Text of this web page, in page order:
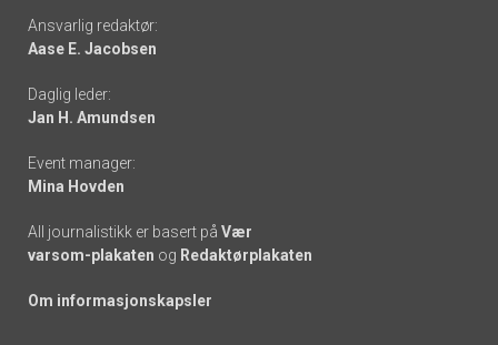
Footer
-
links
Ansvarlig redaktør:
Aase E. Jacobsen
Daglig leder:
Jan H. Amundsen
Event manager:
Mina Hovden
All journalistikk er basert på Vær
varsom-plakaten og Redaktørplakaten
Om informasjonskapsler